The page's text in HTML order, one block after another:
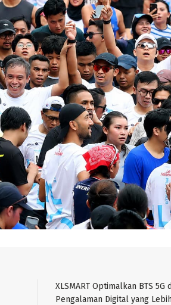
XLSMART Optimalkan BTS 5G
Pengalaman Digital yang